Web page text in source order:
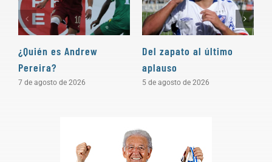
¿Quién es Andrew
Pereira?
7 de agosto de 2026
Del zapato al último
aplauso
5 de agosto de 2026